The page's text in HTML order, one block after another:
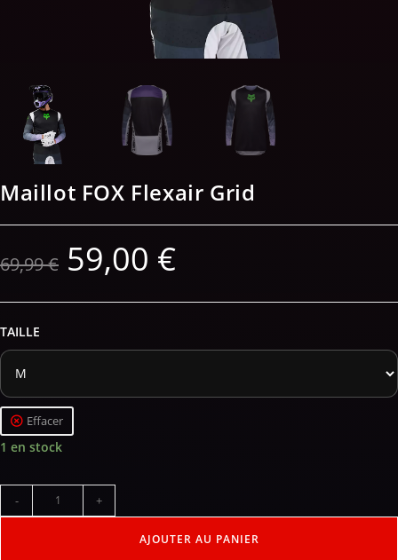
Maillot FOX Flexair Grid
69,99€ 59,00 €
TAILLE
Effacer
1 en stock
- +
AJOUTER AU PANIER